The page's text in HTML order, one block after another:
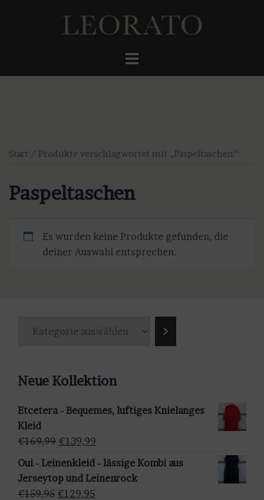
Menü
Start / Produkte verschlagwortet mit „Paspeltaschen“
Paspeltaschen
Es wurden keine Produkte gefunden, die
deiner Auswahl entsprechen.
g
r
i
e
a
u
s
Neue Kollektion
Etcetera - Bequemes, luftiges Knielanges
Kleid
€169,99 Ursprünglicher
Preis
€169,99
€139,99
Preis
ist:
Oui - Leinenkleid - lässige Kombi aus
Jerseytop und Leinenrock
€159,95 Ursprünglicher
€129,95Aktueller